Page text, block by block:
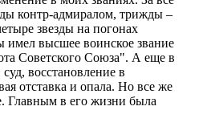
контр-адмиралом, трижды –
звезды на погонах
имел высшее воинское звание
Советского Союза". А еще в
восстановление в
отставка и опала. Но все же
Главным в его жизни была